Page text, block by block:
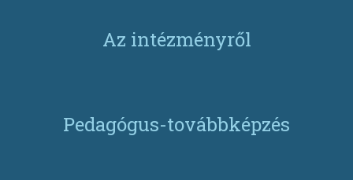
Az intézményről
Pedagógus-továbbképzés